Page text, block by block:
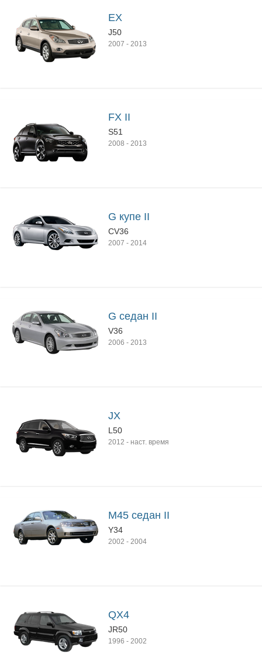
EX
J50
2007 - 2013
FX II
S51
2008 - 2013
G купе II
CV36
2007 - 2014
G седан II
V36
2006 - 2013
JX
L50
2012 - наст. время
M45 седан II
Y34
2002 - 2004
QX4
JR50
1996 - 2002